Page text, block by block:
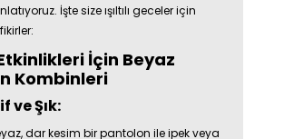
İşte size ışıltılı geceler için
İçin Beyaz
Kombinleri
ve Şık:
dar kesim bir pantolon ile ipek veya